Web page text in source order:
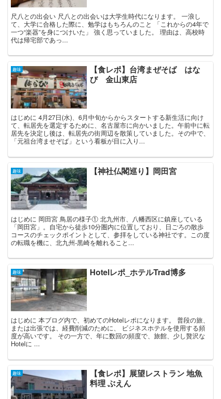
尺八との出会い 尺八との出会いは大学生時代になります。 一浪し
て、大学に合格した際に、勉学はもちろんのこと 「これからの4年で
一つ“楽器”を身につけいた」 強く思っていました。 理由は、高校時
代は帰宅部であっ...
趣味
【食レポ】台湾まぜそば はな
び 金山東店
はじめに 4月27日(水)、6月中旬からからスタートする新生活に向け
て、転居先を選定するために、名古屋市に向かいました。午前中に転
居先を決定し後は、転居先の街周辺を散策していました。その中で、
「元祖台湾ませぞば」という看板が目に入り...
趣味 【神社仏閣巡り】岡田宮
はじめに 岡田宮 鳥居の様子① 北九州市、八幡西区に鎮座している
「岡田宮」。自宅から徒歩10分圏内に位置しており、日ごろの散歩
コースのチェックポイントとして、参拝をしている神社です。この度
の転職を機に、北九州-黒崎を離れること...
趣味 Hotelレポ_ホテルTrad博多
はじめに 本ブログ内で、初めてのHotelレポになります。 普段の旅、
または出張では、経費削減のために、 ビジネスホテルを使用する頻
度が高いです。 その一方で、年に数回の頻度で、旅館、少し贅沢な
Hotelに ...
趣味
【食レポ】展望レストラン 地魚
料理 ぶえん